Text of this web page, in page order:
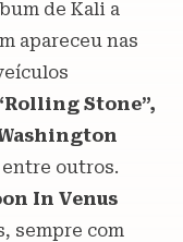
de Kali a
apareceu nas
Stone”,
entre outros.
In Venus
sempre com